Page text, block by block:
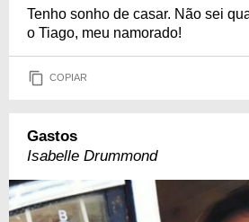
Tenho sonho de casar. Não sei
o Tiago, meu namorado!
COPIAR
Gastos
Isabelle Drummond